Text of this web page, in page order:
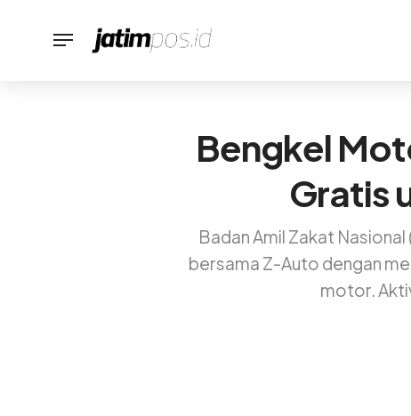
Bengkel
Gratis
Badan Amil Zakat
bersama Z-Auto dengan
motor.